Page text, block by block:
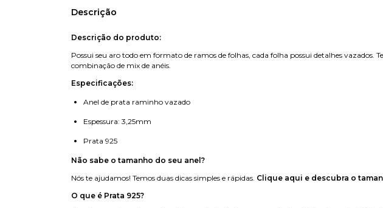
Descrição
Descrição do produto:
Possui seu aro todo em formato de ramos de folhas, cada folha possui detalhes
combinação de mix de anéis.
Especificações:
Anel de prata raminho vazado
Espessura: 3,25mm
Prata 925
Não sabe o tamanho do seu anel?
Nós te ajudamos! Temos duas dicas simples e rápidas. Clique aqui e descubra o
O que é Prata 925?